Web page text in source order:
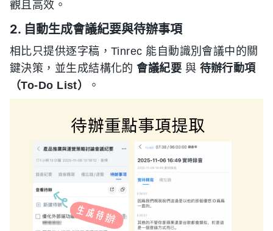
觀且高效。
2. 自動生成會議紀要與待辦事項
相比只提供逐字稿，Tinrec 能自動識別會議中的關
鍵決策，並生成結構化的會議紀要 與 待辦行動項
（To-Do List）
。